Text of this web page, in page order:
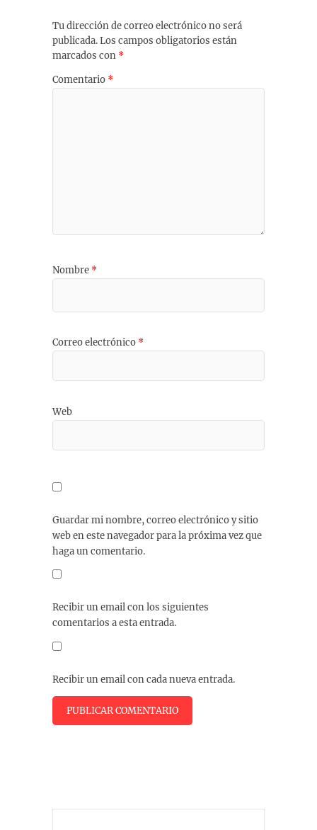
Tu dirección de correo electrónico no será
publicada.Los campos obligatorios están
marcados con *
Comentario *
Nombre *
Correo electrónico *
Web
Guardar mi nombre, correo electrónico y sitio
web en este navegador para la próxima vez que
haga un comentario.
Recibir un email con los siguientes
comentarios a esta entrada.
Recibir un email con cada nueva entrada.